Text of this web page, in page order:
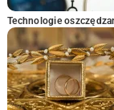
Technologie